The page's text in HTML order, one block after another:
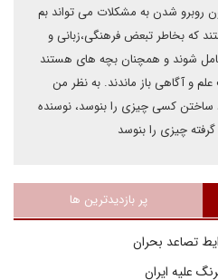
روبرو شدن به مشکلات می تواند بم
که بخاطر تبعض فرهنگی،زبانی و
شوند و همچنان بچه های هستند
و آگاهی باز ماندند. به نظر من
ساختن کسی چیزی را بنوسد، نوسنده
چیزی را بنوسد
پر بازدیدترین ها
تصاعد بحران
علیه ایران